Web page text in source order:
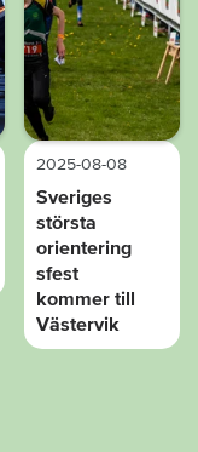
2025-08-08
Sveriges
största
orientering
sfest
kommer till
Västervik